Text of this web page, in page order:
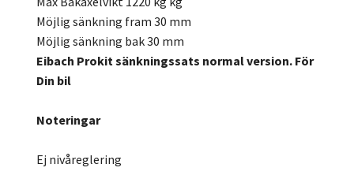
Möjlig sänkning fram 30 mm
Möjlig sänkning bak 30 mm
Eibach Prokit sänkningssats normal version. För
Din bil
Noteringar
Ej nivåreglering